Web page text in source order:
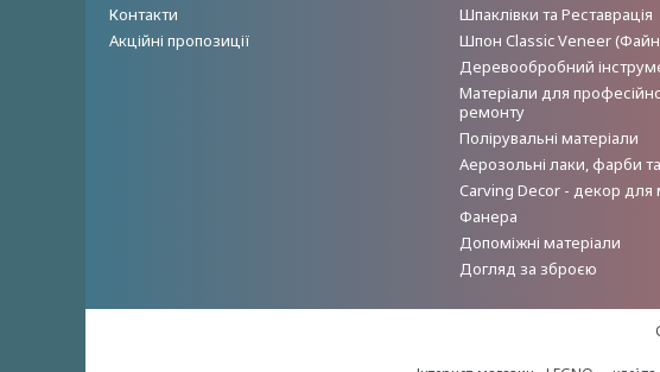
Контакти
Акційні пропозиції
Шпаклівки та Реставрація
Шпон Classic Veneer
Деревообробний
Матеріали для
ремонту
Полірувальні матеріали
Аерозольні лаки, фарби
Carving Decor - декор для
Фанера
Допоміжні матеріали
Догляд за зброєю